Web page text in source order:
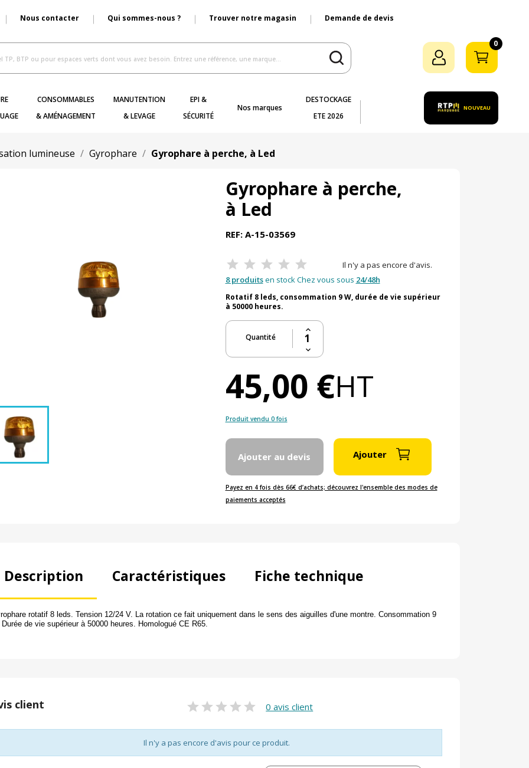
Nous contacter Qui sommes-nous ? Trouver notre magasin Demande de devis
0
CONSOMMABLES
& AMÉNAGEMENT
MANUTENTION
& LEVAGE
EPI &
SÉCURITÉ
Nos marques
DESTOCKAGE
ETE 2026
NOUVEAU
lumineuse Gyrophare Gyrophare à perche, à Led
Gyrophare à perche,
à Led
REF: A-15-03569
Il n'y a pas encore d'avis.
8 produitsen stock Chez vous sous 24/48h
Rotatif 8 leds, consommation 9 W, durée de vie supérieur
à 50000 heures.
Quantité
45,00 €HT
Produit vendu 0 fois
Ajouter au devis Ajouter
Payez en 4 fois dès 66€ d’achats; découvrez l'ensemble des modes de
paiements acceptés
Description Caractéristiques Fiche technique
rotatif 8 leds. Tension 12/24 V. La rotation ce fait uniquement dans le sens des aiguilles d'une montre. Consommation 9
Durée de vie supérieur à 50000 heures. Homologué CE R65.
client 0 avis client
Il n'y a pas encore d'avis pour ce produit.